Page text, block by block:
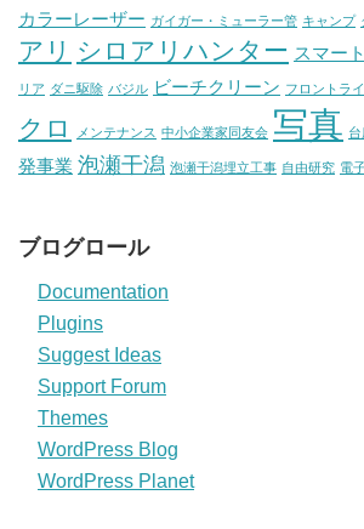
カラーレーザー ガイガー・ミューラー管 キャンプ
アリ シロアリハンター スマー
リア ダニ駆除 バジル ビーチクリーン フロントラ
クロ
メンテナンス 中小企業家同友会 写真
発事業 泡瀬干潟 泡瀬干潟埋立工事 自由研究 電
ブログロール
Documentation
Plugins
Suggest Ideas
Support Forum
Themes
WordPress Blog
WordPress Planet